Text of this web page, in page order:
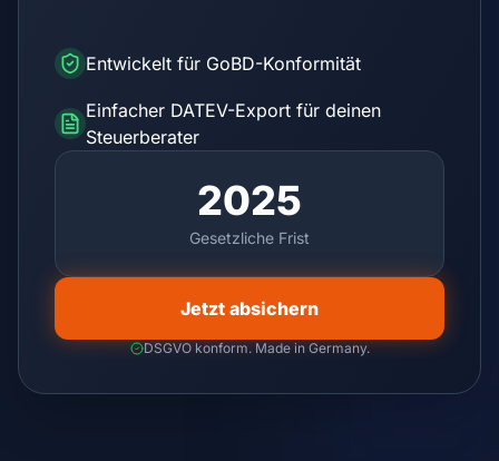
Entwickelt für GoBD-Konformität
Einfacher DATEV-Export für deinen
Steuerberater
2025
Gesetzliche Frist
Jetzt absichern
DSGVO konform. Made in Germany.